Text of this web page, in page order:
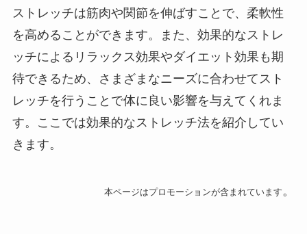
ストレッチは筋肉や関節を伸ばすことで、柔軟性
を高めることができます。また、効果的なストレ
ッチによるリラックス効果やダイエット効果も期
待できるため、さまざまなニーズに合わせてスト
レッチを行うことで体に良い影響を与えてくれま
す。ここでは効果的なストレッチ法を紹介してい
きます。
本ページはプロモーションが含まれています 。